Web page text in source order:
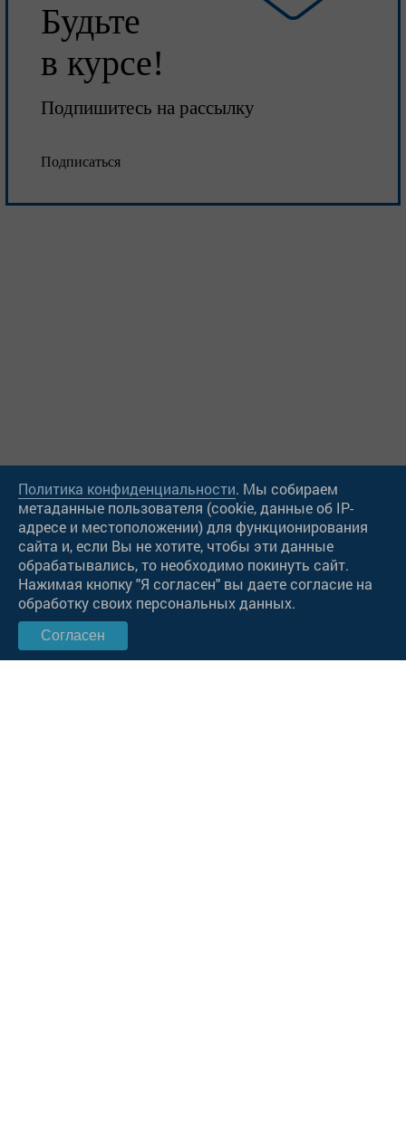
Чат в Viber
Чат в WatsApp
Будьте
в курсе!
Подпишитесь на рассылку
Подписаться
Политика конфиденциальности. Мы собираем
метаданные пользователя (cookie, данные об IP-
адресе и местоположении) для функционирования
сайта и, если Вы не хотите, чтобы эти данные
обрабатывались, то необходимо покинуть сайт.
Нажимая кнопку "Я согласен" вы даете согласие на
обработку своих персональных данных.
Согласен